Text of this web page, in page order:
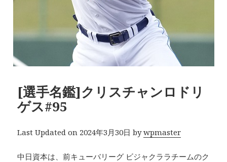
[選手名鑑]クリスチャンロドリ
ゲス#95
Last Updated on 2024年3月30日 bywpmaster
中日資本は、前キューバリーグ ビジャクララチームのク